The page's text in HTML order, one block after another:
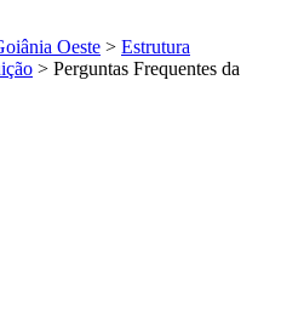
Oeste > Estrutura
> Perguntas Frequentes da